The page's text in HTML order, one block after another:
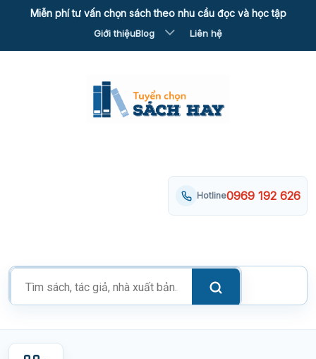
Miễn phí tư vấn chọn sách theo nhu cầu đọc và học tập
Giới thiệuBlog Liên hệ
Tìm
kiếm
phẩm
Hotline0969 192 626